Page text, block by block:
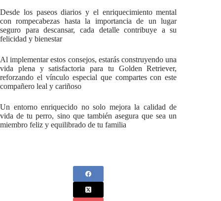
Desde los paseos diarios y el enriquecimiento mental
con rompecabezas hasta la importancia de un lugar
seguro para descansar, cada detalle contribuye a su
felicidad y bienestar
Al implementar estos consejos, estarás construyendo una
vida plena y satisfactoria para tu Golden Retriever,
reforzando el vínculo especial que compartes con este
compañero leal y cariñoso
Un entorno enriquecido no solo mejora la calidad de
vida de tu perro, sino que también asegura que sea un
miembro feliz y equilibrado de tu familia